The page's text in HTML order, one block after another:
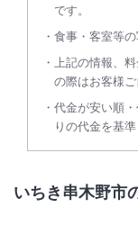
です。
食事・客室等の
上記の情報、
の際はお客様ご
代金が安い順
りの代金を基準
いちき串木野市